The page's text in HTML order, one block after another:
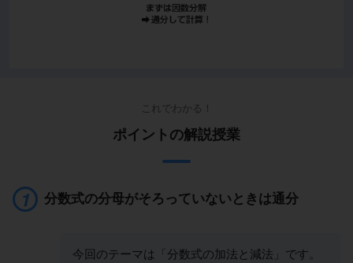
これでわかる！
ポイントの解説授業
分数式の分母がそろっていないときは通分
今回のテーマは「分数式の加法と減法」です。